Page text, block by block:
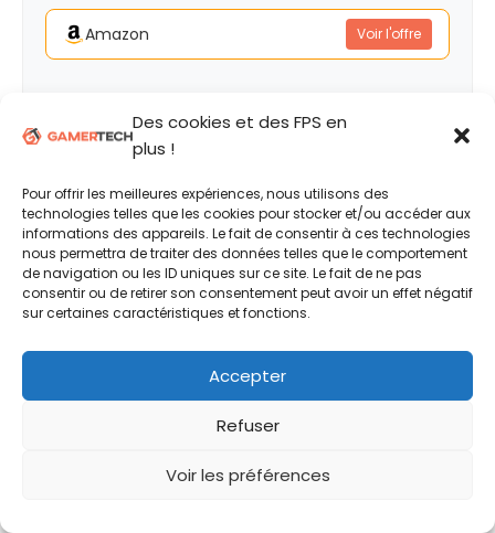
Des cookies et des FPS en
plus !
Pour offrir les meilleures expériences, nous utilisons des
technologies telles que les cookies pour stocker et/ou accéder aux
informations des appareils. Le fait de consentir à ces technologies
nous permettra de traiter des données telles que le comportement
de navigation ou les ID uniques sur ce site. Le fait de ne pas
consentir ou de retirer son consentement peut avoir un effet négatif
sur certaines caractéristiques et fonctions.
Accepter
Refuser
Voir les préférences
Amazon Voir l'offre
Samy Ben Ab'
Editeur de la plateforme
GamerTech. Passionné de jeux-
vidéo et d'hardware, je vous accompagne au
mieux pour sélectionner vos périphériques et
sélections sur Jeux-Vidéo Magazine.
Ajouter un commentaire